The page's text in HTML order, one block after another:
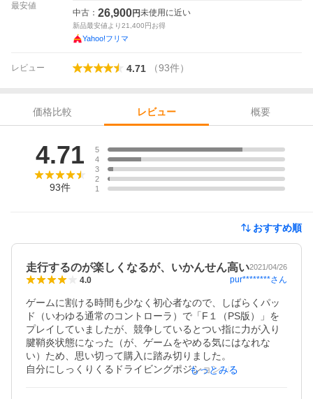
最安値
中古： 26,900円未使用に近い
新品最安値より21,400円お得
Yahoo!フリマ
レビュー 4.71 （93件）
価格比較 レビュー
概要
4.71
93件
5
4
3
2
1
おすすめ順
走行するのが楽しくなるが、いかんせん高い2021/04/26
4.0 pur********さん
ゲームに割ける時間も少なく初心者なので、しばらくパッ
ド（いわゆる通常のコントローラ）で「F１（PS版）」を
プレイしていましたが、競争しているとつい指に力が入り
腱鞘炎状態になった（が、ゲームをやめる気にはなれな
い）ため、思い切って購入に踏み切りました。
自分にしっくりくるドライビングポジション（笑）で固定
もっとみる